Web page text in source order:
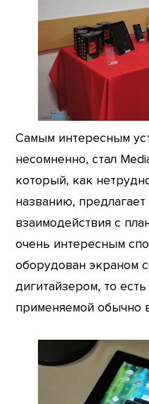
Самым интересным
несомненно, стал
который, как
названию,
взаимодействия с
очень интересным
оборудован экраном
дигитайзером, то
применяемой обычно